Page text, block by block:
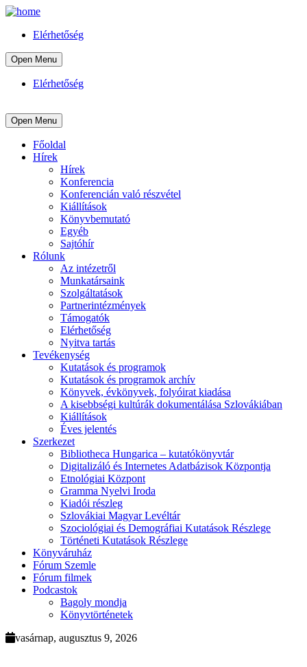
Elérhetőség
Open Menu
Elérhetőség
Open Menu
Főoldal
Hírek
Hírek
Konferencia
Konferencián való részvétel
Kiállítások
Könyvbemutató
Egyéb
Sajtóhír
Rólunk
Az intézetről
Munkatársaink
Szolgáltatások
Partnerintézmények
Támogatók
Elérhetőség
Nyitva tartás
Tevékenység
Kutatások és programok
Kutatások és programok archív
Könyvek, évkönyvek, folyóirat kiadása
A kisebbségi kultúrák dokumentálása Szlovákiában
Kiállítások
Éves jelentés
Szerkezet
Bibliotheca Hungarica – kutatókönyvtár
Digitalizáló és Internetes Adatbázisok Központja
Etnológiai Központ
Gramma Nyelvi Iroda
Kiadói részleg
Szlovákiai Magyar Levéltár
Szociológiai és Demográfiai Kutatások Részlege
Történeti Kutatások Részlege
Könyváruház
Fórum Szemle
Fórum filmek
Podcastok
Bagoly mondja
Könyvtörténetek
vasárnap, augusztus 9, 2026